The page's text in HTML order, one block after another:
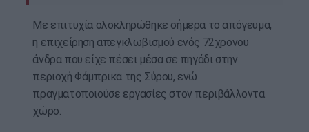
Με επιτυχία ολοκληρώθηκε σήμερα το απόγευμα,
η επιχείρηση απεγκλωβισμού ενός 72χρονου
άνδρα που είχε πέσει μέσα σε πηγάδι στην
περιοχή Φάμπρικα της Σύρου, ενώ
πραγματοποιούσε εργασίες στον περιβάλλοντα
χώρο.